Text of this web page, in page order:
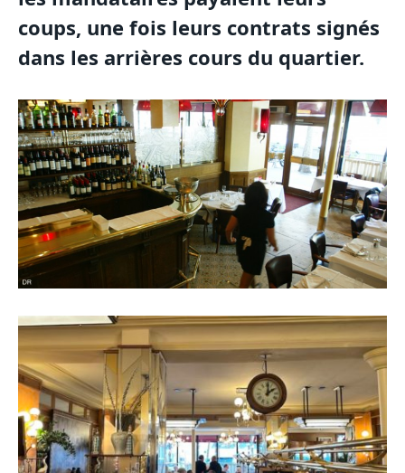
coups, une fois leurs contrats signés
dans les arrières cours du quartier.